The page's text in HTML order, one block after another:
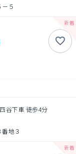
５
谷下車 徒歩4分
地３